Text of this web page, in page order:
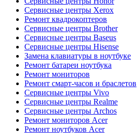
Сервисные центры Xerox
Ремонт квадрокоптеров
Сервисные центры Brother
Сервисные центры Baseus
Сервисные центры Hisense
Замена клавиатуры в ноутбуке
Ремонт батареи ноутбука
Ремонт мониторов
Ремонт смарт-часов и браслетов
Сервисные центры Vivo
Сервисные центры Realme
Сервисные центры Archos
Ремонт мониторов Acer
Ремонт ноутбуков Acer